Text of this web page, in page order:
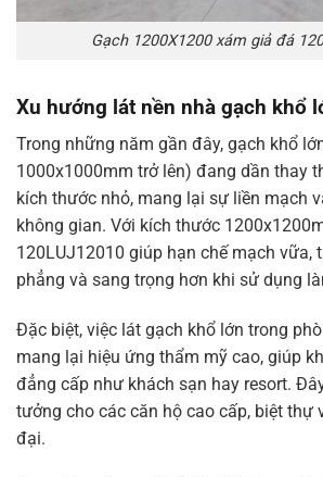
Gạch 1200X1200 xám giả đá
Xu hướng lát nền nhà gạch khổ
Trong những năm gần đây, gạch khổ
1000x1000mm trở lên) đang dần thay
kích thước nhỏ, mang lại sự liền mạch
không gian. Với kích thước
120LUJ12010 giúp hạn chế mạch vữa,
phẳng và sang trọng hơn khi sử dụng
Đặc biệt, việc lát gạch khổ lớn trong
mang lại hiệu ứng thẩm mỹ cao, giúp
đẳng cấp như khách sạn hay resort.
tưởng cho các căn hộ cao cấp, biệt thự
đại.